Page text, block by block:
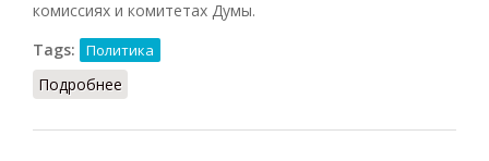
комиссиях и комитетах Думы.
Tags:
Политика
Подробнее